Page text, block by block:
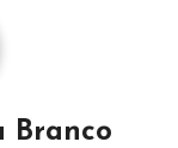
Branco